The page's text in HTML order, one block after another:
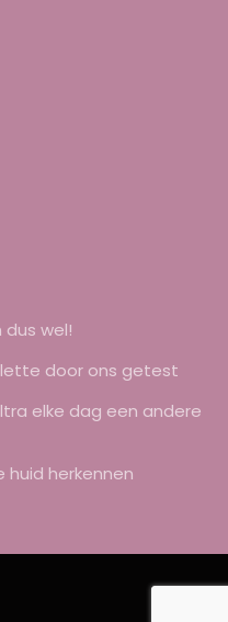
dus wel!
door ons getest
elke dag een andere
huid herkennen